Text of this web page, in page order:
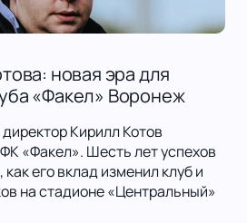
новая эра для
«Факел» Воронеж
Кирилл Котов
«Факел». Шесть лет успехов
его вклад изменил клуб и
на стадионе «Центральный»